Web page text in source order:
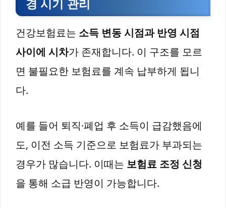
경 시기 관리
건강보험료는 소득 변동 시점과 반영 시점
사이에 시차가 존재합니다. 이 구조를 모르
면 불필요한 보험료를 계속 납부하게 됩니
다.
예를 들어 퇴직·폐업 후 소득이 급감했음에
도, 이전 소득 기준으로 보험료가 부과되는
경우가 많습니다. 이때는 보험료 조정 신청
을 통해 소급 반영이 가능합니다.